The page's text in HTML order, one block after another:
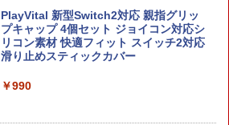
PlayVital 新型Switch2対応 親指グリッ
プキャップ 4個セット ジョイコン対応シ
リコン素材 快適フィット スイッチ2対応
滑り止めスティックカバー
￥990